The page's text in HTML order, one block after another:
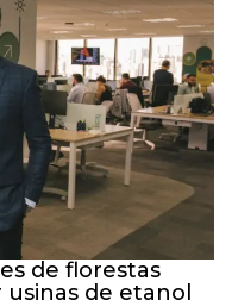
de florestas
de etanol